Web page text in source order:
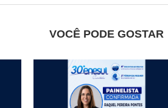
VOCÊ PODE GOSTAR